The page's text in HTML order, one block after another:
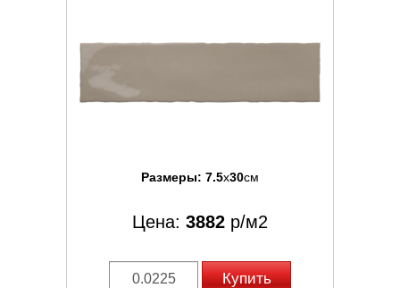
Размеры: 7.5x30см
Цена: 3882 р/м2
Купить